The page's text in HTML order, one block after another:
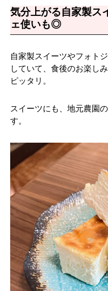
気分上がる自家製ス
ェ使いも◎
自家製スイーツやフォト
していて、食後のお楽し
ピッタリ。
スイーツにも、地元農園
す。